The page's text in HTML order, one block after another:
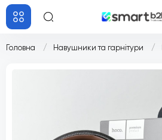
Головна Навушники та гарнітури